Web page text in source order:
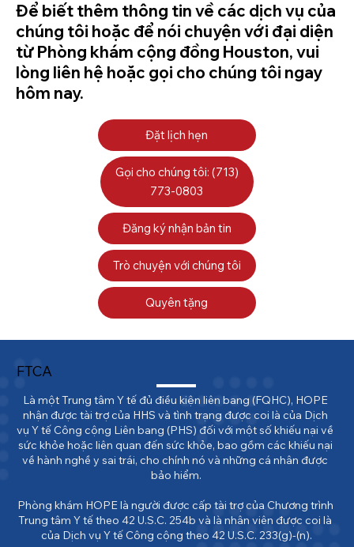
Để biết thêm thông tin về các dịch vụ của
chúng tôi hoặc để nói chuyện với đại diện
từ Phòng khám cộng đồng Houston, vui
lòng liên hệ hoặc gọi cho chúng tôi ngay
hôm nay.
Đặt lịch hẹn
Gọi cho chúng tôi: (713)
773-0803
Đăng ký nhận bản tin
Trò chuyện với chúng tôi
Quyên tặng
FTCA
Là một Trung tâm Y tế đủ điều kiện liên bang (FQHC), HOPE
nhận được tài trợ của HHS và tình trạng được coi là của Dịch
vụ Y tế Công cộng Liên bang (PHS) đối với một số khiếu nại về
sức khỏe hoặc liên quan đến sức khỏe, bao gồm các khiếu nại
về hành nghề y sai trái, cho chính nó và những cá nhân được
bảo hiểm.
Phòng khám HOPE là người được cấp tài trợ của Chương trình
Trung tâm Y tế theo 42 U.S.C. 254b và là nhân viên được coi là
của Dịch vụ Y tế Công cộng theo 42 U.S.C. 233(g)-(n).